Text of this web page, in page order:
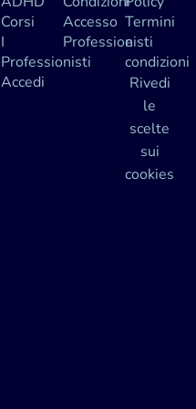
Corsi
I
Professionisti
Accedi
Accesso
Professionisti
Termini
e
condizioni
Rivedi
le
scelte
sui
cookies